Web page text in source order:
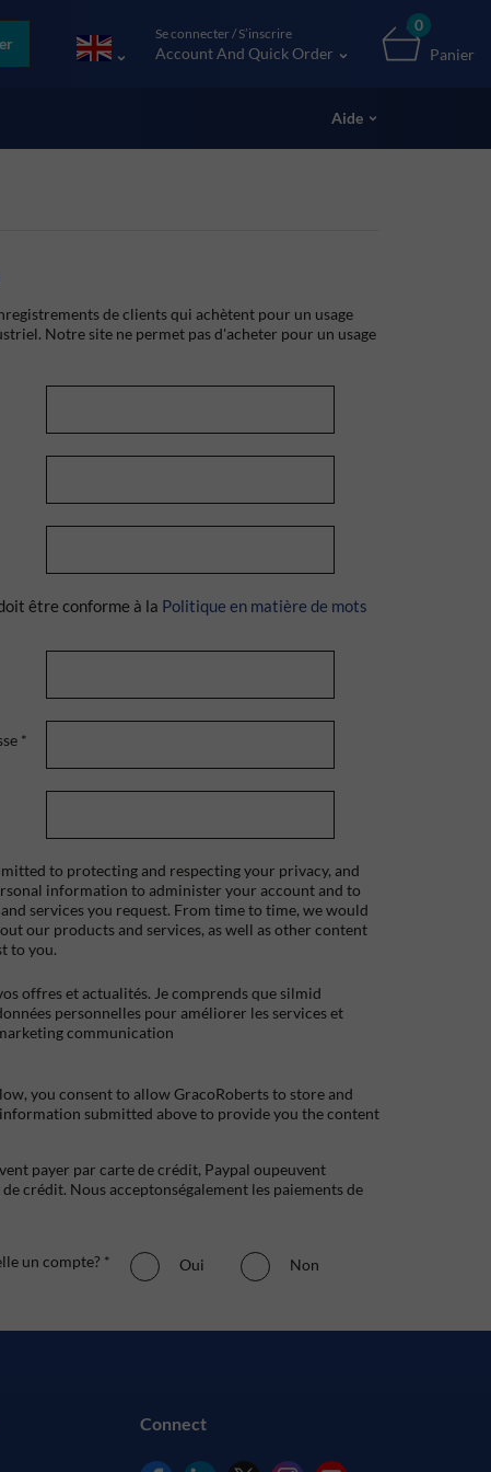
Se connecter / S’inscrire
Account And Quick Order
0
Panier
Aide
de clients qui achètent pour un usage
Notre site ne permet pas d'acheter pour un usage
être conforme à la Politique en matière de mots
*
to protecting and respecting your privacy, and
information to administer your account and to
services you request. From time to time, we would
our products and services, as well as other content
to you.
offres et actualités. Je comprends que silmid
personnelles pour améliorer les services et
communication
you consent to allow GracoRoberts to store and
submitted above to provide you the content
payer par carte de crédit, Paypal oupeuvent
crédit. Nous acceptonségalement les paiements de
un compte? * Oui Non
Connect